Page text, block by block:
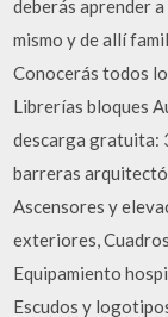
deberás aprender
mismo y de allí
Conocerás todos
Librerías bloques
descarga gratuita:
barreras
Ascensores y
exteriores,
Equipamiento
Escudos y